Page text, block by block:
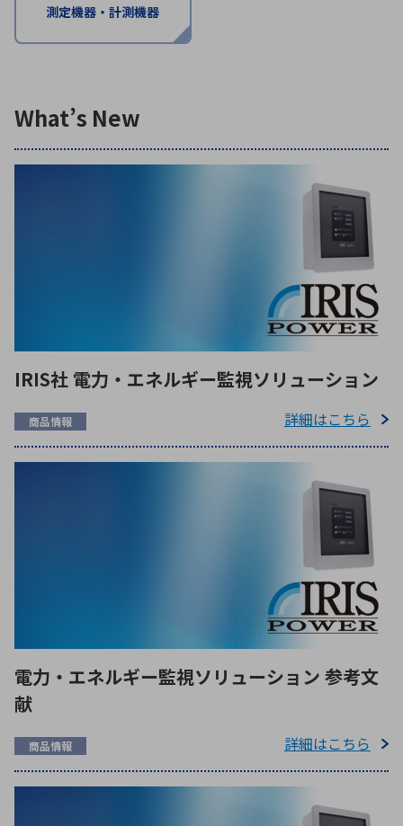
環境構築・開発システム
測定機器・計測機器
What’s New
IRIS社 電力・エネルギー監視ソリューション
商品情報 詳細はこちら
電力・エネルギー監視ソリューション 参考文
献
商品情報 詳細はこちら